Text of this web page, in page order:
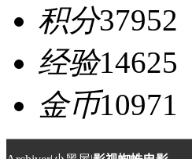
积分37952
经验14625
金币10971